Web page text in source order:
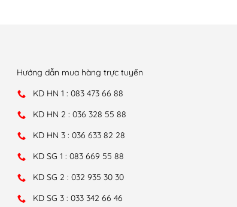
Hướng dẫn mua hàng trực tuyến
KD HN 1 : 083 473 66 88
KD HN 2 : 036 328 55 88
KD HN 3 : 036 633 82 28
KD SG 1 : 083 669 55 88
KD SG 2 : 032 935 30 30
KD SG 3 : 033 342 66 46